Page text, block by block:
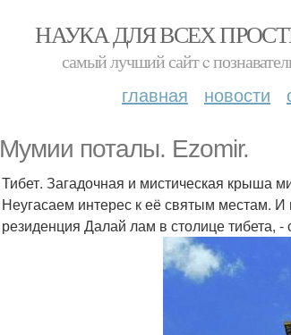
НАУКА ДЛЯ ВСЕХ
самый лучший сайт c
главная новости
Мумии поталы. Ezomir.
Тибет. Загадочная и мистическая крыша
Неугасаем интерес к её святым местам. И
резиденция Далай лам в столице тибета, -